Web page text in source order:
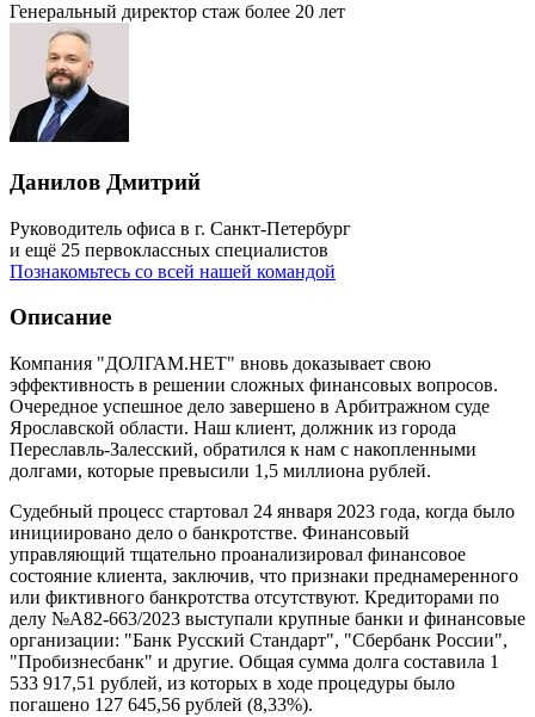
Генеральный директор стаж более 20 лет
Данилов Дмитрий
Руководитель офиса в г. Санкт-Петербург
и ещё 25 первоклассных специалистов
Познакомьтесь со всей нашей командой
Описание
Компания "ДОЛГАМ.НЕТ" вновь доказывает свою
эффективность в решении сложных финансовых вопросов.
Очередное успешное дело завершено в Арбитражном суде
Ярославской области. Наш клиент, должник из города
Переславль-Залесский, обратился к нам с накопленными
долгами, которые превысили 1,5 миллиона рублей.
Судебный процесс стартовал 24 января 2023 года, когда было
инициировано дело о банкротстве. Финансовый
управляющий тщательно проанализировал финансовое
состояние клиента, заключив, что признаки преднамеренного
или фиктивного банкротства отсутствуют. Кредиторами по
делу №А82-663/2023 выступали крупные банки и финансовые
организации: "Банк Русский Стандарт", "Сбербанк России",
"Пробизнесбанк" и другие. Общая сумма долга составила 1
533 917,51 рублей, из которых в ходе процедуры было
погашено 127 645,56 рублей (8,33%).